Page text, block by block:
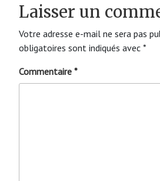
Laisser un
Votre adresse e-mail ne sera pas
obligatoires sont indiqués avec *
Commentaire *